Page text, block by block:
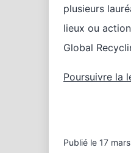
plusieurs
lieux ou
Global
Poursuivre la
Publié le 17